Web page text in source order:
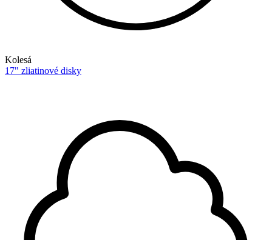
Kolesá
17" zliatinové disky